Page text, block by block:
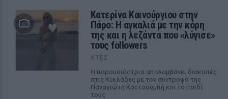
Κατερίνα Καινούργιου στην
Πάρο: Η αγκαλιά με την κόρη
της και η λεζάντα που «λύγισε»
τους followers
ΧΤΕΣ
Η παρουσιάστρια απολαμβάνει διακοπές
στις Κυκλάδες με τον σύντροφό της
Παναγιώτη Κουτσουμπή και το παιδί
τους